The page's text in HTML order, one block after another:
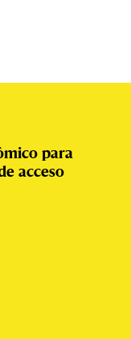
para
acceso